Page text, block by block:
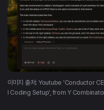
이미지 출처: Youtube 'Conductor
I Coding Setup', from Y